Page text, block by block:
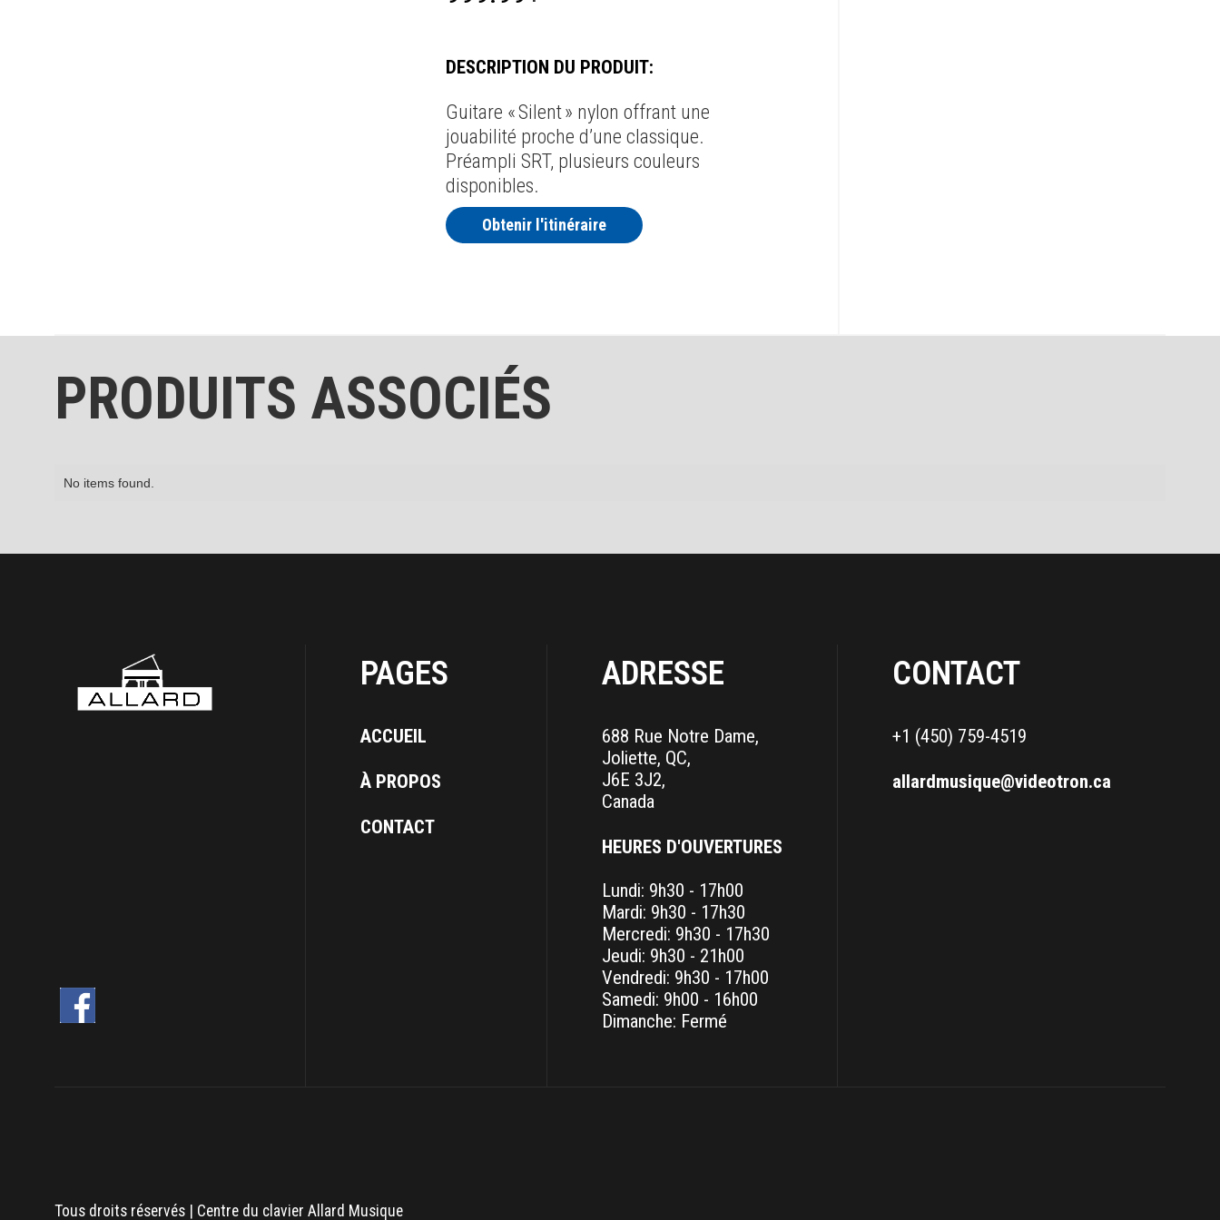
DESCRIPTION DU PRODUIT:
Guitare « Silent » nylon offrant une
jouabilité proche d’une classique.
Préampli SRT, plusieurs couleurs
disponibles.
Obtenir l'itinéraire
PRODUITS ASSOCIÉS
No items found.
PAGES
ACCUEIL
À PROPOS
CONTACT
ADRESSE
688 Rue Notre Dame,
Joliette, QC,
J6E 3J2,
Canada
HEURES D'OUVERTURES
Lundi: 9h30 - 17h00
Mardi: 9h30 - 17h30
Mercredi: 9h30 - 17h30
Jeudi: 9h30 - 21h00
Vendredi: 9h30 - 17h00
Samedi: 9h00 - 16h00
Dimanche: Fermé
CONTACT
+1 (450) 759-4519
allardmusique@videotron.ca
Tous droits réservés | Centre du clavier Allard Musique